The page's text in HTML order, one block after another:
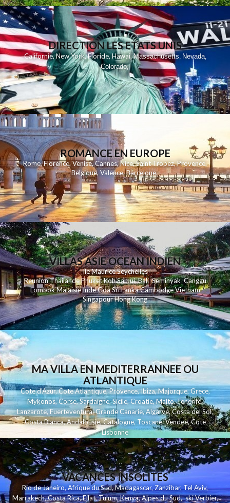
DIRECTION LES ETATS UNIS
Californie,New York,Floride,Hawai,Massachusetts, Nevada,
Colorado,
ROMANCE EN EUROPE
Rome,Florence,Venise,Cannes,Nice,Saint Tropez,Provence,
Belgique,Valence,Barcelone,
VILLAS ASIE OCEAN INDIEN
Ile MauriceSeychelles
ReunionThailandePhuketKohSamui Bali SeminyakCanggu
LombokMalaisieIndeGoaSri LankaCambodgeVietnam
SingapourHong Kong
MA VILLA EN MEDITERRANNEE OU
ATLANTIQUE
Cote d'Azur,Cote Atlantique,Provence,Ibiza,Majorque,Grece,
Mykonos,Corse,Sardaigne,Sicile,Croatie,Malte,Tenerife,
Lanzarote,Fuerteventura,Grande Canarie,Algarve,Costa del Sol,
Costa Blanca,Andalousie,Catalogne,Toscane,Vendee,Cote
Lisbonne
VACANCES INSOLITES
Rio de Janeiro,Afrique du Sud,Madagascar,Zanzibar,Tel Aviv,
Marrakech,Costa Rica,Eilat,Tulum,Kenya,Alpes du Sud,ski Verbier,